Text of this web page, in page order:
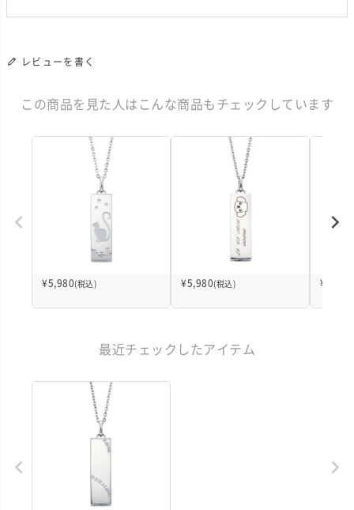
レビューを書く
この商品を見た人はこんな商品もチェックしています
¥ 5,980 (税込) ¥ 5,980 (税込) ¥
最近チェックしたアイテム